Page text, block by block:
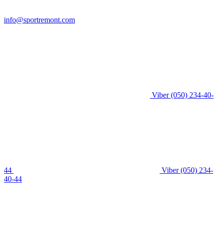
info@sportremont.com
Viber(050) 234-40-
44 Viber(050) 234-
40-44